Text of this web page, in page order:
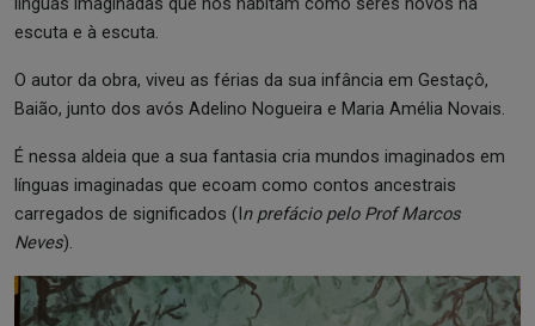
escuta e à escuta.
O autor da obra, viveu as férias da sua infância em Gestaçô,
Baião, junto dos avós Adelino Nogueira e Maria Amélia Novais.
É nessa aldeia que a sua fantasia cria mundos imaginados em
línguas imaginadas que ecoam como contos ancestrais
carregados de significados (I n prefácio pelo Prof Marcos
Neves).